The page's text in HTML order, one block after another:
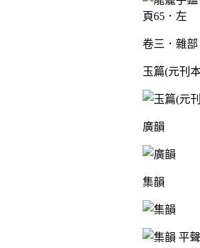
卷三．雜
玉篇(元刊
廣韻
集韻